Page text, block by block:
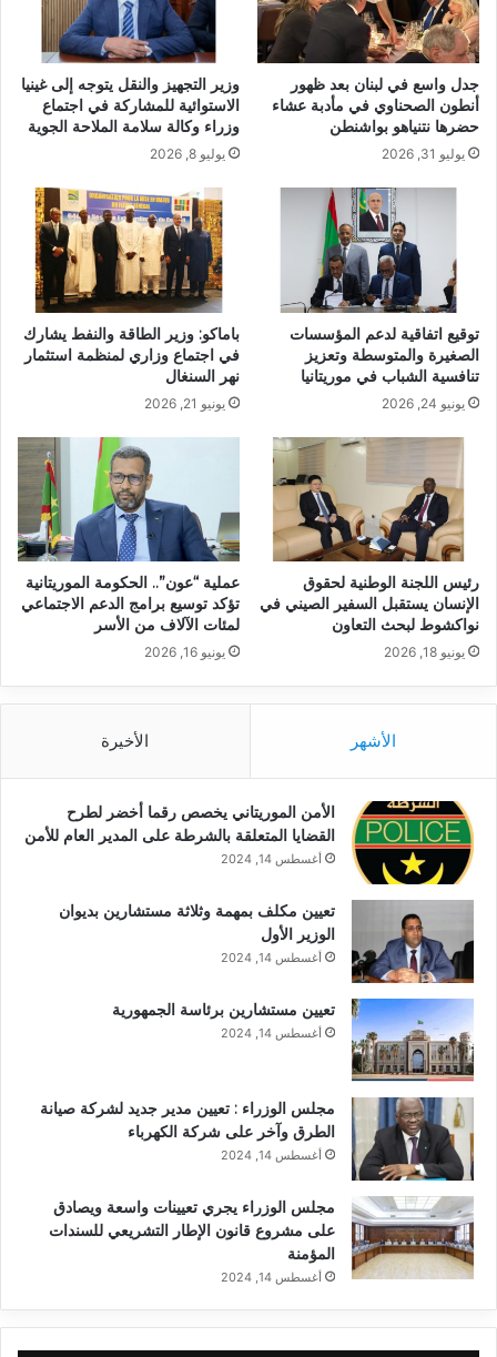
جدل واسع في لبنان بعد ظهور
أنطون الصحناوي في مأدبة عشاء
حضرها نتنياهو بواشنطن
يوليو 31, 2026
وزير التجهيز والنقل يتوجه إلى غينيا
الاستوائية للمشاركة في اجتماع
وزراء وكالة سلامة الملاحة الجوية
يوليو 8, 2026
توقيع اتفاقية لدعم المؤسسات
الصغيرة والمتوسطة وتعزيز
تنافسية الشباب في موريتانيا
يونيو 24, 2026
باماكو: وزير الطاقة والنفط يشارك
في اجتماع وزاري لمنظمة استثمار
نهر السنغال
يونيو 21, 2026
رئيس اللجنة الوطنية لحقوق
الإنسان يستقبل السفير الصيني في
نواكشوط لبحث التعاون
يونيو 18, 2026
عملية “عون”.. الحكومة الموريتانية
تؤكد توسيع برامج الدعم الاجتماعي
لمئات الآلاف من الأسر
يونيو 16, 2026
الأشهر الأخيرة
الأمن الموريتاني يخصص رقما أخضر لطرح
القضايا المتعلقة بالشرطة على المدير العام للأمن
أغسطس 14, 2024
تعيين مكلف بمهمة وثلاثة مستشارين بديوان
الوزير الأول
أغسطس 14, 2024
تعيين مستشارين برئاسة الجمهورية
أغسطس 14, 2024
مجلس الوزراء : تعيين مدير جديد لشركة صيانة
الطرق وآخر على شركة الكهرباء
أغسطس 14, 2024
مجلس الوزراء يجري تعيينات واسعة ويصادق
على مشروع قانون الإطار التشريعي للسندات
المؤمنة
أغسطس 14, 2024